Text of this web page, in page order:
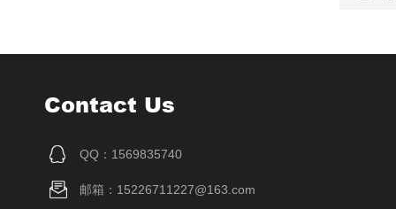
Contact Us
QQ：1569835740
邮箱：15226711227@163.com